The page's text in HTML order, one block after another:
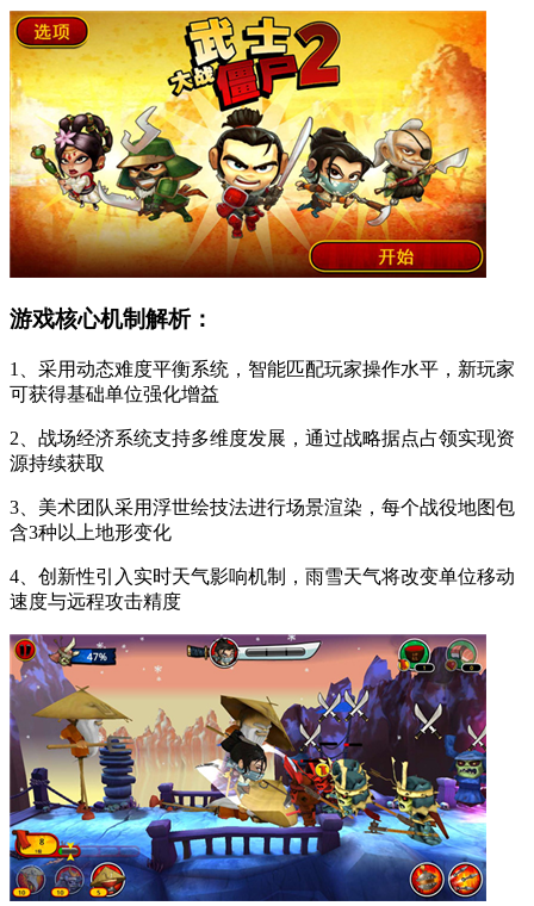
游戏核心机制解析：
1、采用动态难度平衡系统，智能匹配玩家操作水平，新玩家
可获得基础单位强化增益
2、战场经济系统支持多维度发展，通过战略据点占领实现资
源持续获取
3、美术团队采用浮世绘技法进行场景渲染，每个战役地图包
含3种以上地形变化
4、创新性引入实时天气影响机制，雨雪天气将改变单位移动
速度与远程攻击精度